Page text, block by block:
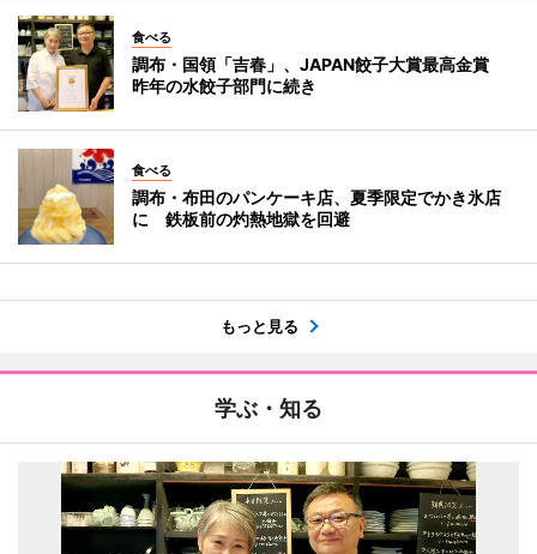
食べる
調布・国領「吉春」、JAPAN餃子大賞最高金賞
昨年の水餃子部門に続き
食べる
調布・布田のパンケーキ店、夏季限定でかき氷店
に 鉄板前の灼熱地獄を回避
もっと見る
学ぶ・知る